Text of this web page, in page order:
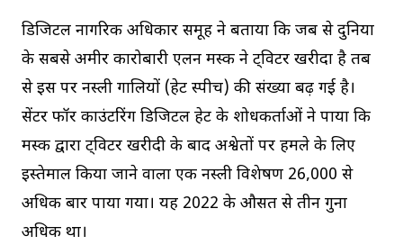
डिजिटल नागरिक अधिकार समूह ने बताया कि जब से दुनिया
के सबसे अमीर कारोबारी एलन मस्क ने ट्विटर खरीदा है तब
से इस पर नस्ली गालियों (हेट स्पीच) की संख्या बढ़ गई है।
सेंटर फॉर काउंटरिंग डिजिटल हेट के शोधकर्ताओं ने पाया कि
मस्क द्वारा ट्विटर खरीदी के बाद अश्वेतों पर हमले के लिए
इस्तेमाल किया जाने वाला एक नस्ली विशेषण 26,000 से
अधिक बार पाया गया। यह 2022 के औसत से तीन गुना
अधिक था।